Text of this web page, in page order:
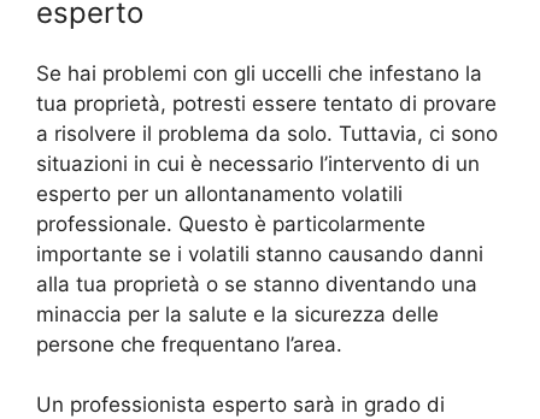
esperto
Se hai problemi con gli uccelli che infestano la
tua proprietà, potresti essere tentato di provare
a risolvere il problema da solo. Tuttavia, ci sono
situazioni in cui è necessario l’intervento di un
esperto per un allontanamento volatili
professionale. Questo è particolarmente
importante se i volatili stanno causando danni
alla tua proprietà o se stanno diventando una
minaccia per la salute e la sicurezza delle
persone che frequentano l’area.
Un professionista esperto sarà in grado di